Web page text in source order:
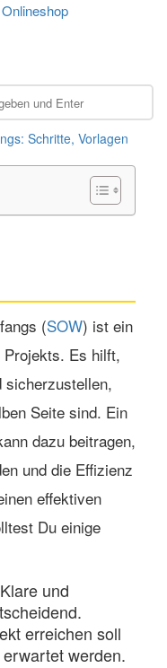
(SOW) ist ein
Es hilft,
sicherzustellen,
Seite sind. Ein
dazu beitragen,
und die Effizienz
effektiven
Du einige
Klare und
erreichen soll
werden.